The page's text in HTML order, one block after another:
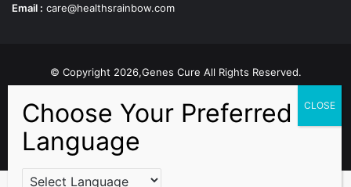
Email : care@healthsrainbow.com
© Copyright 2026,Genes Cure All Rights Reserved.
Facebook
X